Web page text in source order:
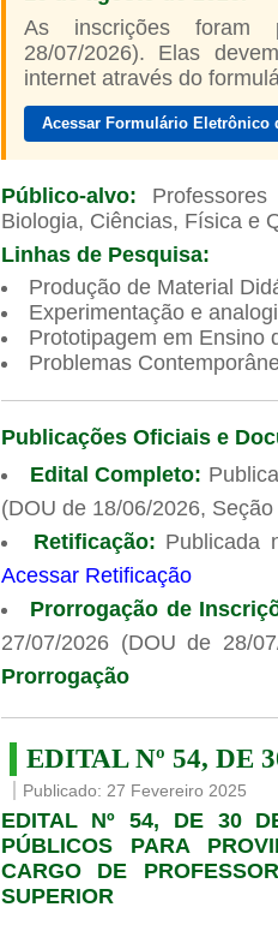
As inscrições foram
28/07/2026). Elas
internet através do
Acessar Formulário
Público-alvo:
Biologia, Ciências, Física e
Linhas de Pesquisa:
Produção de Material
Experimentação e
Prototipagem em Ensino
Problemas
Publicações Oficiais e
Edital Completo:
(DOU de 18/06/2026,
Retificação: Publicada
Acessar Retificação
Prorrogação de
27/07/2026 (DOU de 28/
Prorrogação
EDITAL Nº 54, DE
Publicado: 27 Fevereiro 2025
EDITAL Nº 54, DE 30
PÚBLICOS PARA
CARGO DE
SUPERIOR